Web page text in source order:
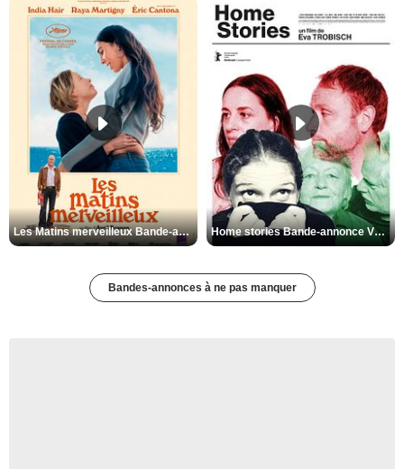
Les Matins merveilleux Bande-annonce VF Home stories Bande-annonce VO STFR
Bandes-annonces à ne pas manquer